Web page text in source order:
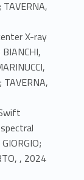
TAVERNA,
X-ray
TAVERNA,
, 2024